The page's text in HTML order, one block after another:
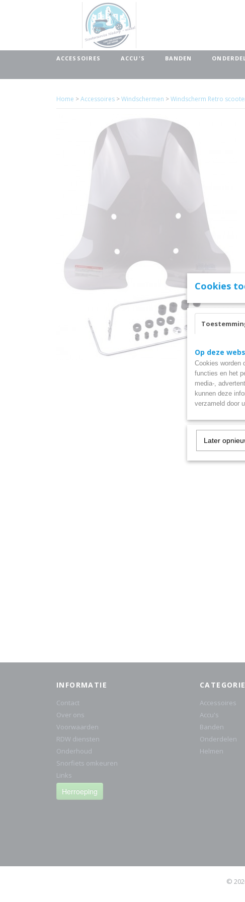
ACCESSOIRES ACCU'S BANDEN
Home >Accessoires >Windschermen >Windscherm Retro
INFORMATIE
Contact
Over ons
Voorwaarden
RDW diensten
Onderhoud
Snorfiets omkeuren
Links
Herroeping
Accessoires
Accu's
Banden
Onderdelen
Helmen
©
Cookies
Op deze
Cookies worden
functies en het
media-,
kunnen deze
verzameld door
Later